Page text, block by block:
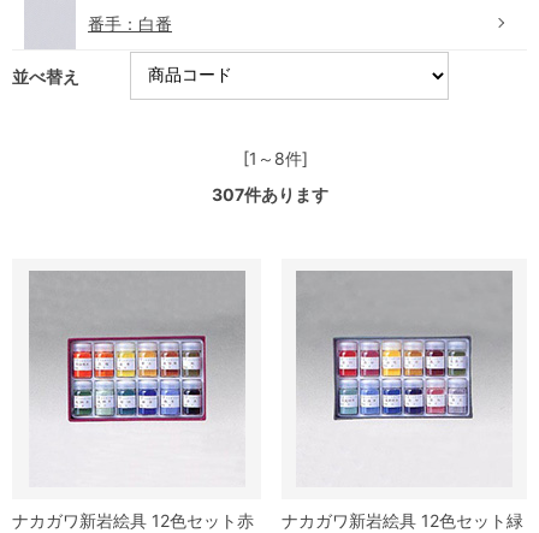
番手：白番
並べ替え
[1～8件]
307件あります
ナカガワ新岩絵具 12色セット赤
ナカガワ新岩絵具 12色セット緑